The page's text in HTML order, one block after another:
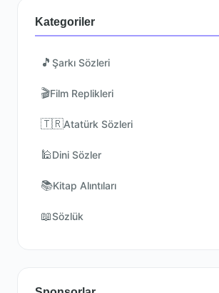
Kategoriler
🎵 Şarkı Sözleri
🎬Film Replikleri
🇹🇷Atatürk Sözleri
🕌Dini Sözler
📚Kitap Alıntıları
📖Sözlük